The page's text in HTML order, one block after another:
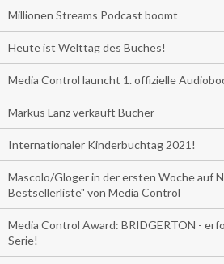
Millionen Streams Podcast boomt
Heute ist Welttag des Buches!
Media Control launcht 1. offizielle
Markus Lanz verkauft Bücher
Internationaler Kinderbuchtag 2021!
Mascolo/Gloger in der ersten Woche auf
Bestsellerliste" von Media Control
Media Control Award: BRIDGERTON -
Serie!